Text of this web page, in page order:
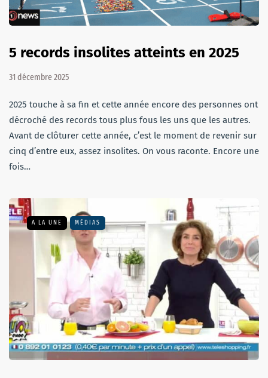
5 records insolites atteints en 2025
31 décembre 2025
2025 touche à sa fin et cette année encore des personnes ont
décroché des records tous plus fous les uns que les autres.
Avant de clôturer cette année, c’est le moment de revenir sur
cinq d’entre eux, assez insolites. On vous raconte. Encore une
fois…
A LA UNE MÉDIAS